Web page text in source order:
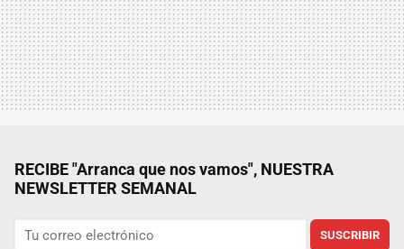
RECIBE "Arranca que nos vamos", NUESTRA
NEWSLETTER SEMANAL
SUSCRIBIR